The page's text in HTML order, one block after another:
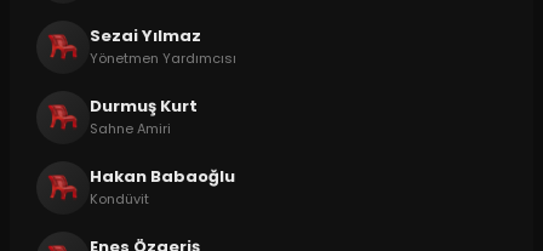
Sezai Yılmaz
Yönetmen Yardımcısı
Durmuş Kurt
Sahne Amiri
Hakan Babaoğlu
Kondüvit